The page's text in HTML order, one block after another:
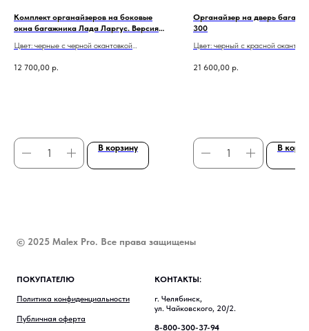
Комплект органайзеров на боковые
окна багажника Лада Ларгус. Версия
Цвет: черные с черной окантовкой
Бесплатная доставка по всей России
12 700,00 р.
В корзину
Органайзер на дверь
300
Цвет: черный с красной
Верхний карман из материала -
21 600,00 р.
В
© 2025 Malex Pro. Все права защищены
ПОКУПАТЕЛЮ
Политика конфиденциальности
Публичная оферта
КОНТАКТЫ:
г. Челябинск,
ул. Чайковского, 20/2.
8-800-300-37-94